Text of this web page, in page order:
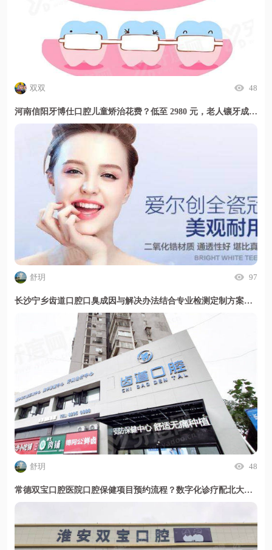
双双 48
河南信阳牙博仕口腔儿童矫治花费？低至 2980 元，老人镶牙成本透明更安心
舒玥 97
长沙宁乡齿道口腔口臭成因与解决办法结合专业检测定制方案，助您清新自信每一天；
舒玥 48
常德双宝口腔医院口腔保健项目预约流程？数字化诊疗配北大专家，线上公众号一键锁定号源